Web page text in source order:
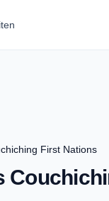
First Nations